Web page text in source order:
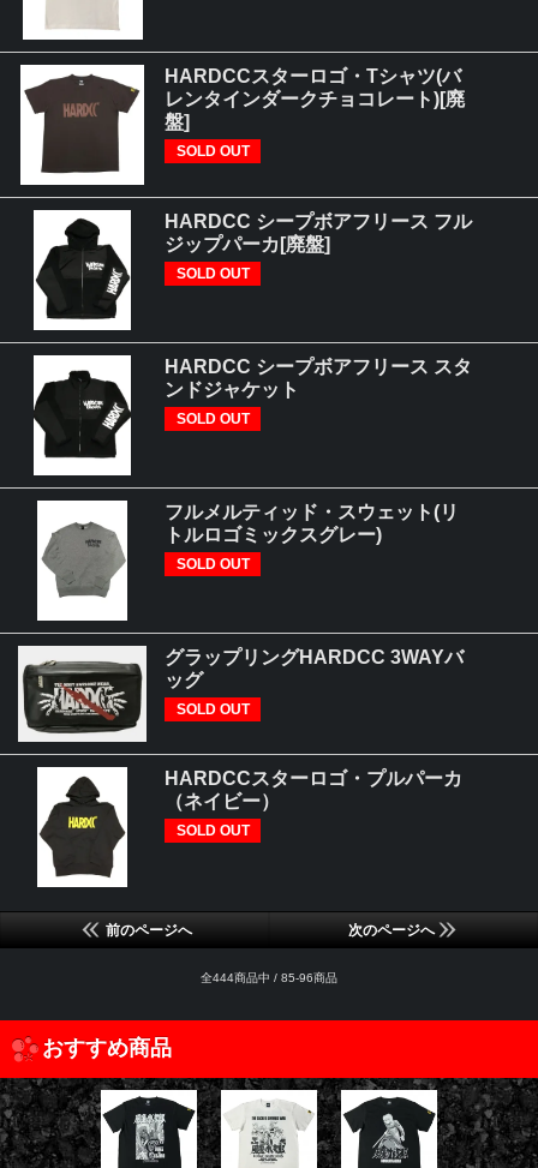
HARDCCスターロゴ・Tシャツ(バ
レンタインダークチョコレート)[廃
盤]
SOLD OUT
HARDCC シープボアフリース フル
ジップパーカ[廃盤]
SOLD OUT
HARDCC シープボアフリース スタ
ンドジャケット
SOLD OUT
フルメルティッド・スウェット(リ
トルロゴミックスグレー)
SOLD OUT
グラップリングHARDCC 3WAYバ
ッグ
SOLD OUT
HARDCCスターロゴ・プルパーカ
（ネイビー）
SOLD OUT
前のページへ 次のページへ
全444商品中 / 85-96商品
おすすめ商品